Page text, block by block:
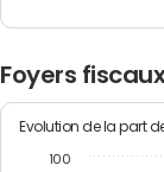
Foyers
Evolution de la part
100